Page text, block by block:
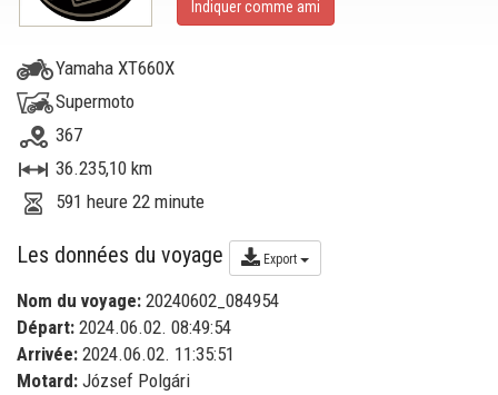
Indiquer comme ami
Yamaha XT660X
Supermoto
367
36.235,10 km
591 heure 22 minute
Les données du voyage Export
Nom du voyage: 20240602_084954
Départ: 2024.06.02. 08:49:54
Arrivée: 2024.06.02. 11:35:51
Motard: József Polgári